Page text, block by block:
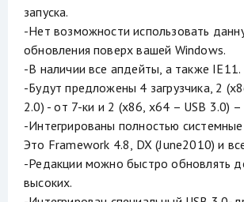
запуска.
-Нет возможности использовать
обновления поверх вашей Windows.
-В наличии все апдейты, а также IE11.
-Будут предложены 4 загрузчика, 2
2.0) - от 7-ки и 2 (х86, х64 – USB 3.0)
-Интегрированы полностью
Это Framework 4.8, DX (June2010) и
-Редакции можно быстро обновлять
высоких.